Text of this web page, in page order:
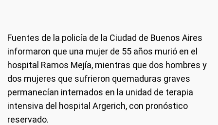
Fuentes de la policía de la Ciudad de Buenos Aires
informaron que una mujer de 55 años murió en el
hospital Ramos Mejía, mientras que dos hombres y
dos mujeres que sufrieron quemaduras graves
permanecían internados en la unidad de terapia
intensiva del hospital Argerich, con pronóstico
reservado.